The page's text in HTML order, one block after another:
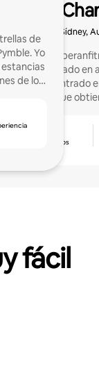
de
Yo
de los
Sídney,
¡Soy un
especializado en
centrado
huéspedes y que
calificación de los
fácil